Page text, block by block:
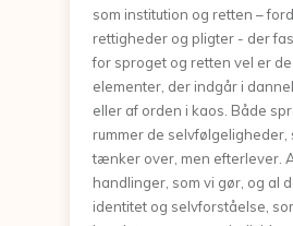
som institution og retten –
rettigheder og pligter - der
for sproget og retten vel er
elementer, der indgår i
eller af orden i kaos. Både
rummer de selvfølgeligheder,
tænker over, men efterlever.
handlinger, som vi gør, og al
identitet og selvforståelse,